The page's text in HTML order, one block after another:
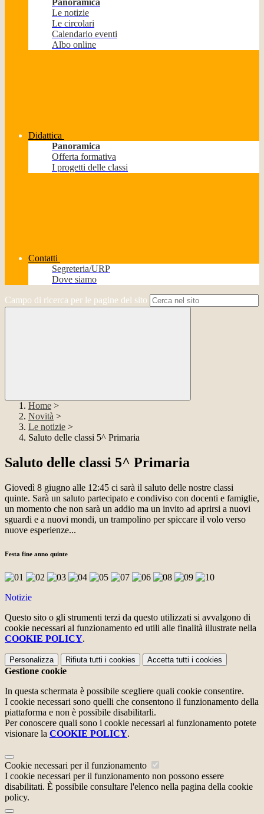
Panoramica
Le notizie
Le circolari
Calendario eventi
Albo online
Didattica
Panoramica
Offerta formativa
I progetti delle classi
Contatti
Segreteria/URP
Dove siamo
Campo di ricerca per le pagine del sito
Home >
Novità >
Le notizie >
Saluto delle classi 5^ Primaria
Saluto delle classi 5^ Primaria
Giovedì 8 giugno alle 12:45 ci sarà il saluto delle nostre classi
quinte. Sarà un saluto partecipato e condiviso con docenti e famiglie,
un momento che non sarà un addio ma un invito ad aprirsi a nuovi
sguardi e a nuovi mondi, un trampolino per spiccare il volo verso
nuove esperienze...
Festa fine anno quinte
Notizie
Questo sito o gli strumenti terzi da questo utilizzati si avvalgono di
cookie necessari al funzionamento ed utili alle finalità illustrate nella
COOKIE POLICY.
Personalizza Rifiuta tutti i cookies Accetta tutti i cookies
Gestione cookie
In questa schermata è possibile scegliere quali cookie consentire.
I cookie necessari sono quelli che consentono il funzionamento della
piattaforma e non è possibile disabilitarli.
Per conoscere quali sono i cookie necessari al funzionamento potete
visionare la COOKIE POLICY.
Cookie necessari per il funzionamento
I cookie necessari per il funzionamento non possono essere
disabilitati. È possibile consultare l'elenco nella pagina della cookie
policy.